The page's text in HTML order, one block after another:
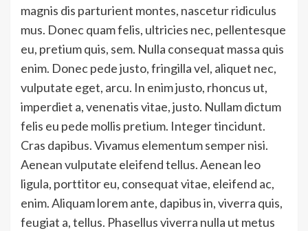
magnis dis parturient montes, nascetur ridiculus
mus. Donec quam felis, ultricies nec, pellentesque
eu, pretium quis, sem. Nulla consequat massa quis
enim. Donec pede justo, fringilla vel, aliquet nec,
vulputate eget, arcu. In enim justo, rhoncus ut,
imperdiet a, venenatis vitae, justo. Nullam dictum
felis eu pede mollis pretium. Integer tincidunt.
Cras dapibus. Vivamus elementum semper nisi.
Aenean vulputate eleifend tellus. Aenean leo
ligula, porttitor eu, consequat vitae, eleifend ac,
enim. Aliquam lorem ante, dapibus in, viverra quis,
feugiat a, tellus. Phasellus viverra nulla ut metus